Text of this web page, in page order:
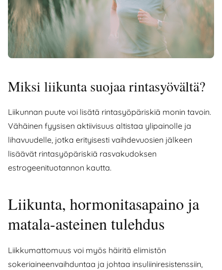
Miksi liikunta suojaa rintasyövältä?
Liikunnan puute voi lisätä rintasyöpäriskiä monin tavoin.
Vähäinen fyysisen aktiivisuus altistaa ylipainolle ja
lihavuudelle, jotka erityisesti vaihdevuosien jälkeen
lisäävät rintasyöpäriskiä rasvakudoksen
estrogeenituotannon kautta.
Liikunta, hormonitasapaino ja
matala-asteinen tulehdus
Liikkumattomuus voi myös häiritä elimistön
sokeriaineenvaihduntaa ja johtaa insuliiniresistenssiin,